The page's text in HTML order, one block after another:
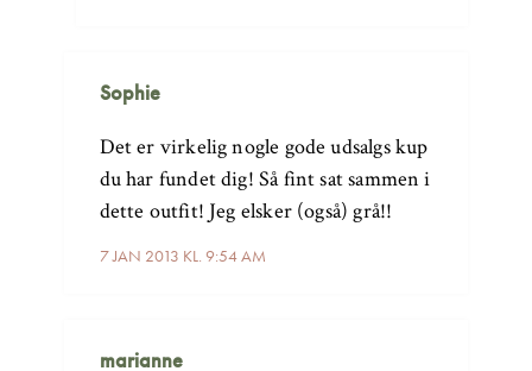
Sophie
7 JAN 2013 KL. 9:54 AM
Det er virkelig nogle gode udsalgs kup
du har fundet dig! Så fint sat sammen i
dette outfit! Jeg elsker (også) grå!!
marianne